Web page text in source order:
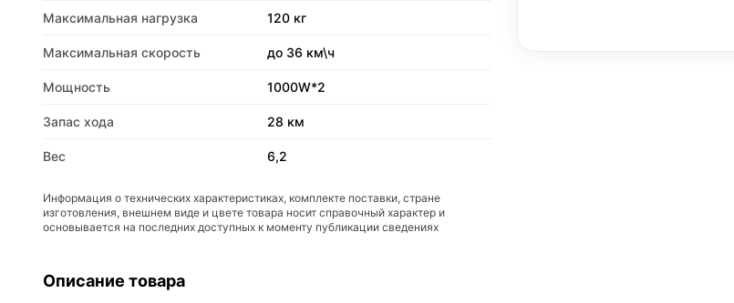
Максимальная нагрузка 120 кг
Максимальная скорость до 36 км\ч
Мощность 1000W*2
Запас хода 28 км
Вес 6,2
Информация о технических характеристиках, комплекте поставки, стране
изготовления, внешнем виде и цвете товара носит справочный характер и
основывается на последних доступных к моменту публикации сведениях
Описание товара